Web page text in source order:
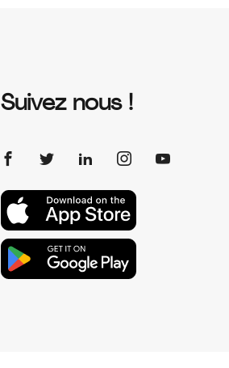
Suivez nous !